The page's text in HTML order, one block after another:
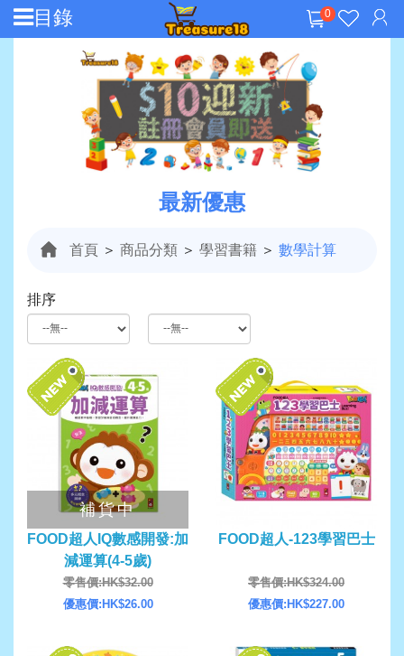
0
目錄
最新優惠
首頁 ＞ 商品分類 ＞ 學習書籍 ＞ 數學計算
排序
補貨中
FOOD超人IQ數感開發:加
減運算(4-5歲)
零售價:HK$32.00
優惠價:HK$26.00
FOOD超人-123學習巴士
零售價:HK$324.00
優惠價:HK$227.00